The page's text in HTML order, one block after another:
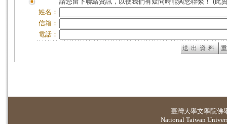
姓名：
信箱：
電話：
臺灣大學文學院佛
National Taiwan